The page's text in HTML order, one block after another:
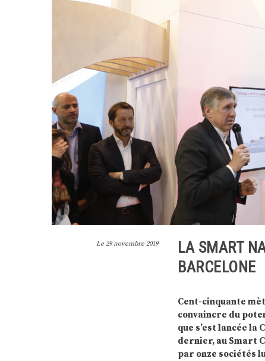
Le29 novembre 2019
LA SMART
BARCELONE
Cent-cinquante
convaincre du
que s’est lancée la
dernier, au Smart
par onze sociétés